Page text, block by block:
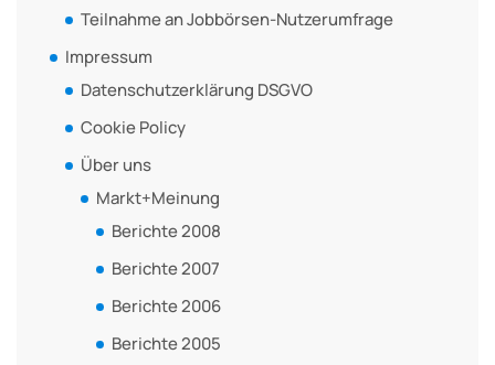
Teilnahme an Jobbörsen-Nutzerumfrage
Impressum
Datenschutzerklärung DSGVO
Cookie Policy
Über uns
Markt+Meinung
Berichte 2008
Berichte 2007
Berichte 2006
Berichte 2005